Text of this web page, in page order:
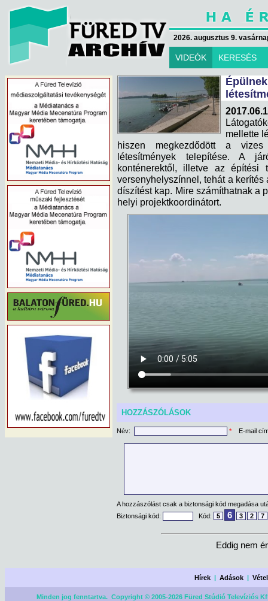
2026. augusztus 9.
VIDEÓK KERESÉS
mellette
hiszen megkezdődött a vizes
létesítmények telepítése. A
konténerektől, illetve az építési
versenyhelyszínnel, tehát a
díszítést kap. Mire számíthatnak a
helyi projektkoordinátort.
HOZZÁSZÓLÁSOK
Név: * E-mail
A hozzászólást csak a biztonsági kód megadása
Biztonsági kód:
Kód: 5 6 3 2 7
Eddig nem
Hírek |Adások |
Minden jog fenntartva. Copyright © 2005-2026 Füred Stúdió Televíziós